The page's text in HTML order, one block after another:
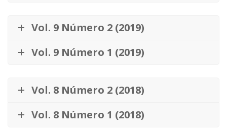
Vol. 9 Número 2 (2019)
Vol. 9 Número 1 (2019)
Vol. 8 Número 2 (2018)
Vol. 8 Número 1 (2018)